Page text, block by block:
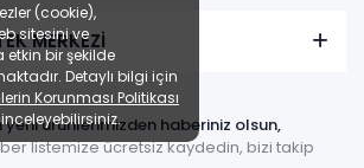
MERKEZİ
ürünlerimizden haberiniz olsun,
listemize ücretsiz kaydedin, bizi takip
(cookie),
sitesini ve
bir şekilde
Detaylı bilgi için
Korunması Politikası